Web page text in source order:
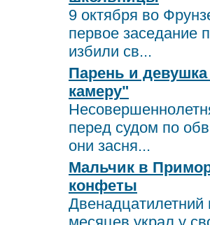
9 октября во
первое заседание
избили св...
Парень и
камеру"
перед судом по
они засня...
Мальчик в
конфеты
Двенадцатилетний